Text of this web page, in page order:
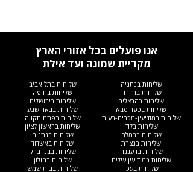
אנו פועלים בכל אזורי הארץ
מקריית שמונה ועד אילת
שליחות בנתניה
שליחות בחדרה
שליחות בהרצליה
שליחות בכפר סבא
שליחות במודיעין-מכבים-רעות
שליחות בתל אביב
שליחות בחיפה
שליחות בירושלים
שליחות בבאר שבע
שליחות בפתח תקווה
שליחות בלוד
שליחות ברמלה
שליחות בנצרת
שליחות ברעננה
שליחות במודיעין עילית
שליחות בראשון לציון
שליחות בנתניה
שליחות באשדוד
שליחות בבני ברק
שליחות בחולון
שליחות בבית שמש
שליחות בעכו